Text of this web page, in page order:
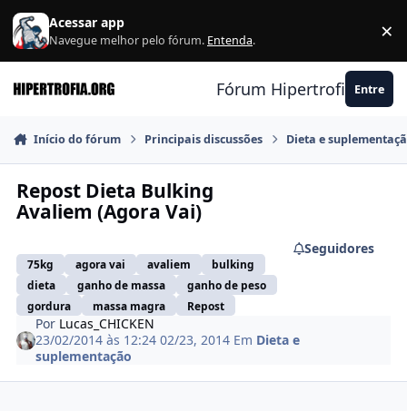
Ir para conteúdo
Acessar app
Navegue melhor pelo fórum. Entenda. ×
Fórum Hipertrofia.org
Entre
Início do fórum Principais discussões Dieta e
Repost Dieta Bulking
Avaliem (Agora Vai)
75kg agora vai avaliem
bulking
dieta
ganho de massa
ganho de peso
gordura
massa magra Repost
Seguidores
Por Lucas_CHICKEN
23/02/2014 às 12:2402/23, 2014 Em Dieta e
suplementação